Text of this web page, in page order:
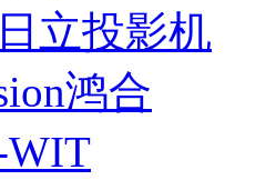
立投影机
鸿合
WIT